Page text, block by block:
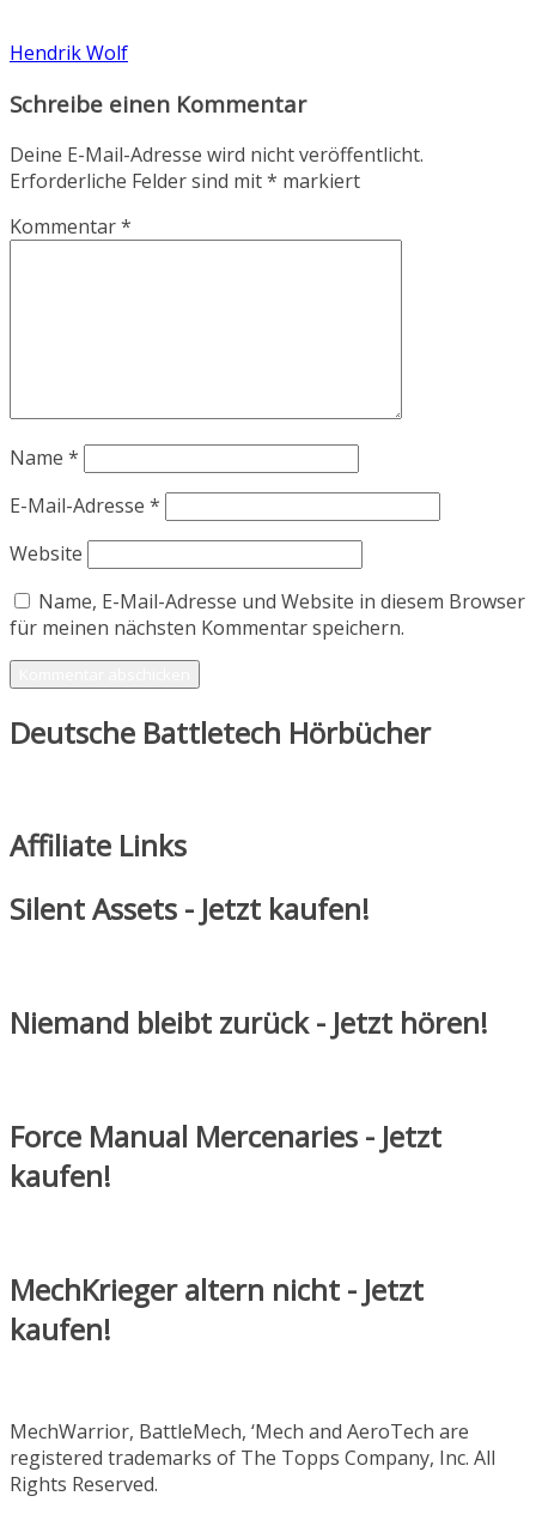
Hendrik Wolf
Schreibe einen Kommentar
Deine E-Mail-Adresse wird nicht veröffentlicht.
Erforderliche Felder sind mit* markiert
Kommentar*
Name *
E-Mail-Adresse *
Website
Name, E-Mail-Adresse und Website in diesem Browser
für meinen nächsten Kommentar speichern.
Deutsche Battletech Hörbücher
Affiliate Links
Silent Assets - Jetzt kaufen!
Niemand bleibt zurück - Jetzt hören!
Force Manual Mercenaries - Jetzt
kaufen!
MechKrieger altern nicht - Jetzt
kaufen!
MechWarrior, BattleMech, ‘Mech and AeroTech are
registered trademarks of The Topps Company, Inc. All
Rights Reserved.